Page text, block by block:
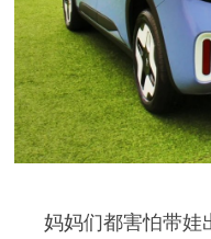
妈妈们都害怕带娃